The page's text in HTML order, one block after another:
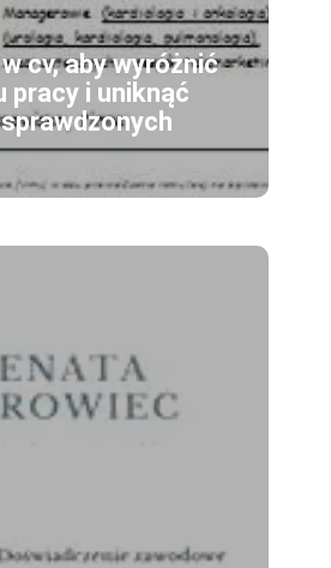
cv, aby wyróżnić
pracy i uniknąć